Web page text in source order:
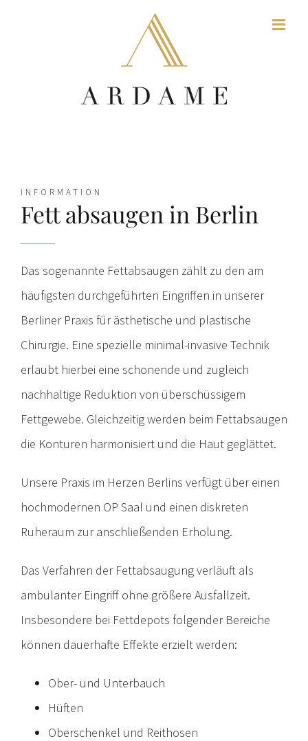
INFORMATION
Fett absaugen in Berlin
Das sogenannte Fettabsaugen zählt zu den am
häufigsten durchgeführten Eingriffen in unserer
Berliner Praxis für ästhetische und plastische
Chirurgie. Eine spezielle minimal-invasive Technik
erlaubt hierbei eine schonende und zugleich
nachhaltige Reduktion von überschüssigem
Fettgewebe. Gleichzeitig werden beim Fettabsaugen
die Konturen harmonisiert und die Haut geglättet.
Unsere Praxis im Herzen Berlins verfügt über einen
hochmodernen OP Saal und einen diskreten
Ruheraum zur anschließenden Erholung.
Das Verfahren der Fettabsaugung verläuft als
ambulanter Eingriff ohne größere Ausfallzeit.
Insbesondere bei Fettdepots folgender Bereiche
können dauerhafte Effekte erzielt werden:
Ober- und Unterbauch
Hüften
Oberschenkel und Reithosen